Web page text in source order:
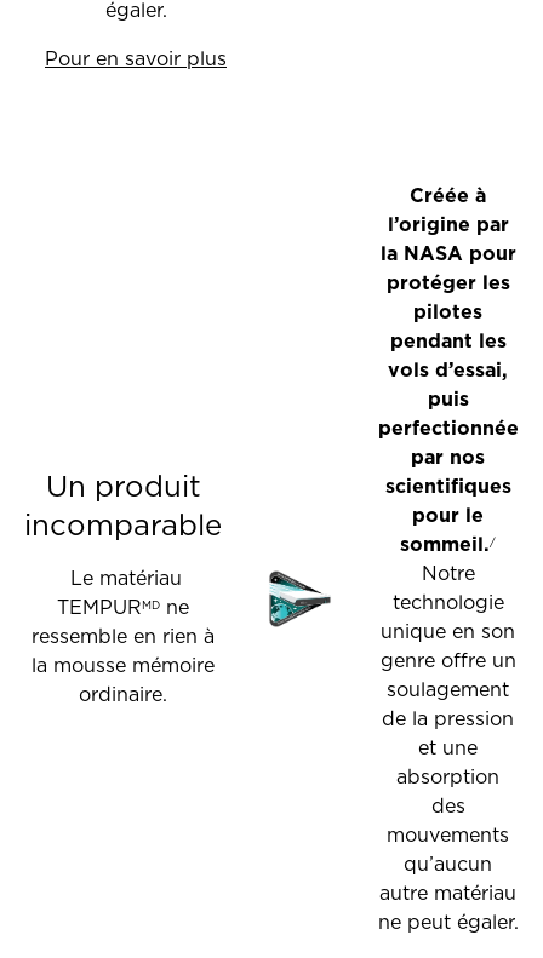
égaler.
Pour en savoir plus
Un produit
incomparable
Le matériau
TEMPURMD ne
ressemble en rien à
la mousse mémoire
ordinaire.
Créée à
l’origine par
la NASA pour
protéger les
pilotes
pendant les
vols d’essai,
puis
perfectionnée
par nos
scientifiques
pour le
sommeil./
Notre
technologie
unique en son
genre offre un
soulagement
de la pression
et une
absorption
des
mouvements
qu’aucun
autre matériau
ne peut égaler.